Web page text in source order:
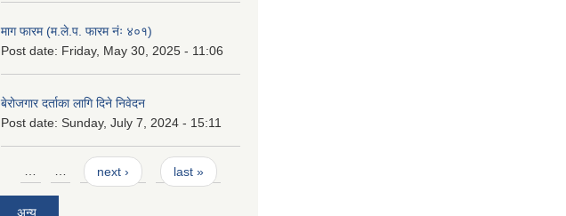
माग फारम (म.ले.प. फारम नंः ४०१)
Post date: Friday, May 30, 2025 - 11:06
बेरोजगार दर्ताका लागि दिने निवेदन
Post date: Sunday, July 7, 2024 - 15:11
Pages
… … next › last »
अन्य